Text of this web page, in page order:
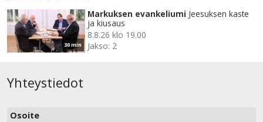
30 min
Markuksen evankeliumi Jeesuksen kaste
ja kiusaus
8.8.26 klo 19.00
Jakso: 2
Yhteystiedot
Osoite